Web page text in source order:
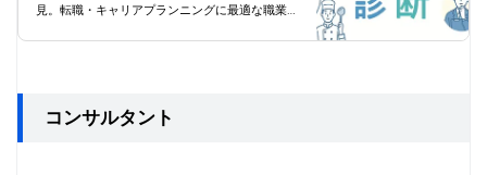
見。転職・キャリアプランニングに最適な職業診
コンサルタント